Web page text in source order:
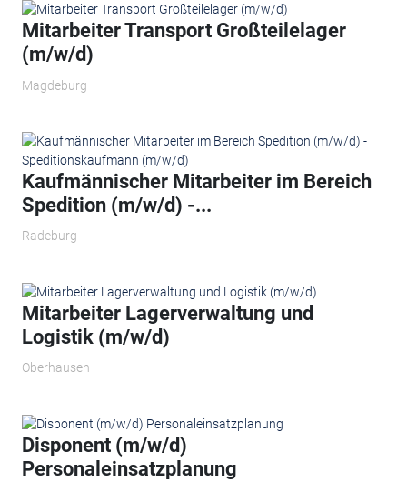
Mitarbeiter Transport Großteilelager
(m/w/d)
Magdeburg
Kaufmännischer Mitarbeiter im Bereich
Spedition (m/w/d) -...
Radeburg
Mitarbeiter Lagerverwaltung und
Logistik (m/w/d)
Oberhausen
Disponent (m/w/d)
Personaleinsatzplanung